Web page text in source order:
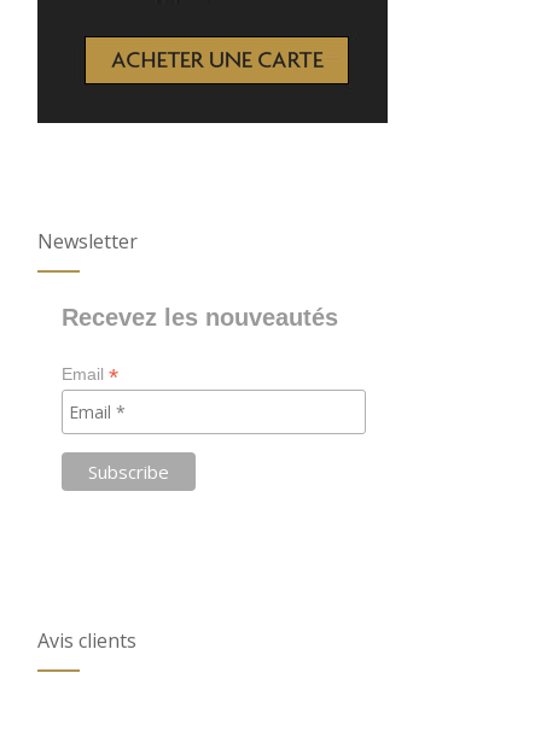
Newsletter
Recevez les nouveautés
Email*
Avis clients